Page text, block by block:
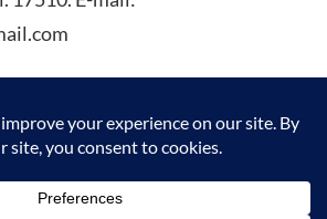
Copyright (C) 2026